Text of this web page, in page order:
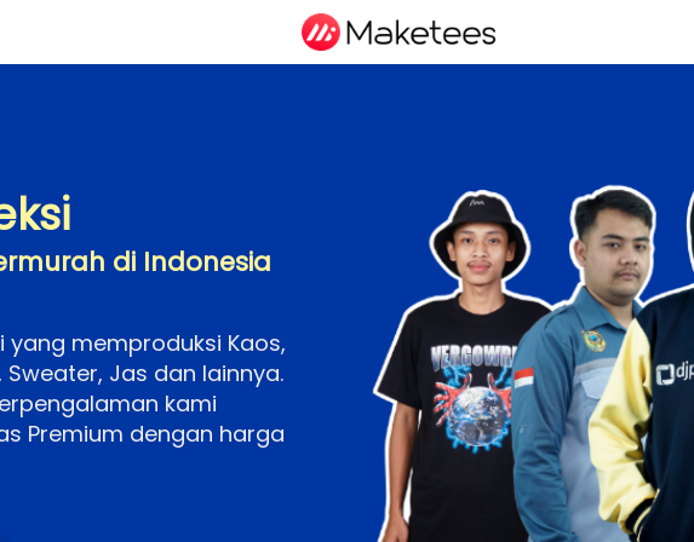
di Indonesia
yang memproduksi Kaos,
Sweater, Jas dan lainnya.
kami
Premium dengan harga